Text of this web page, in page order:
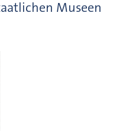
Museen